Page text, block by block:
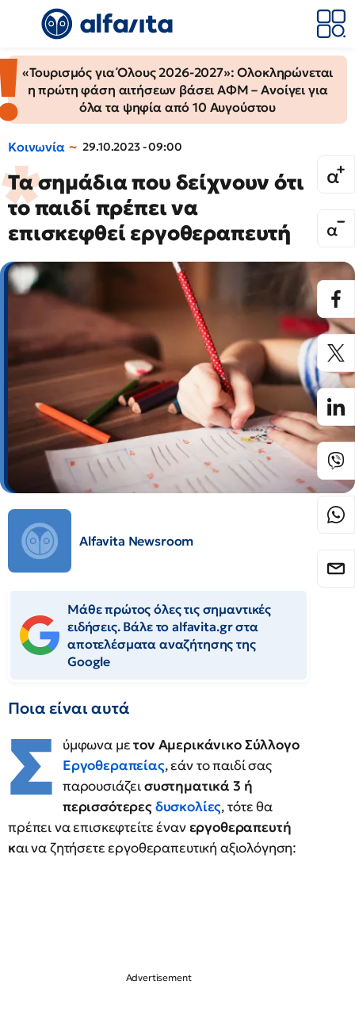
«Τουρισμός για Όλους 2026-2027»: Ολοκληρώνεται
η πρώτη φάση αιτήσεων βάσει ΑΦΜ – Ανοίγει για
όλα τα ψηφία από 10 Αυγούστου
Κοινωνία 29.10.2023 - 09:00
Τα σημάδια που δείχνουν ότι
το παιδί πρέπει να
επισκεφθεί εργοθεραπευτή
Alfavita Newsroom
Μάθε πρώτος όλες τις σημαντικές
ειδήσεις. Βάλε το alfavita.gr στα
αποτελέσματα αναζήτησης της
Google
Ποια είναι αυτά
Σ ύμφωνα μετον Αμερικάνικο Σύλλογο
Εργοθεραπείας, εάν το παιδί σας
παρουσιάζεισυστηματικά 3 ή
περισσότερεςδυσκολίες, τότε θα
πρέπει να επισκεφτείτε ένανεργοθεραπευτή
και να ζητήσετε εργοθεραπευτική αξιολόγηση: